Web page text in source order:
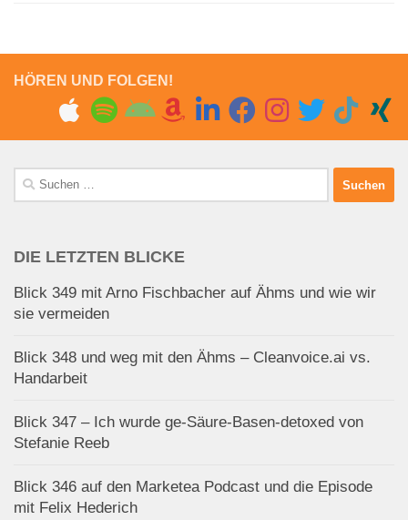
HÖREN UND FOLGEN!
Suchen
nach:
DIE LETZTEN BLICKE
Blick 349 mit Arno Fischbacher auf Ähms und wie wir
sie vermeiden
Blick 348 und weg mit den Ähms – Cleanvoice.ai vs.
Handarbeit
Blick 347 – Ich wurde ge-Säure-Basen-detoxed von
Stefanie Reeb
Blick 346 auf den Marketea Podcast und die Episode
mit Felix Hederich